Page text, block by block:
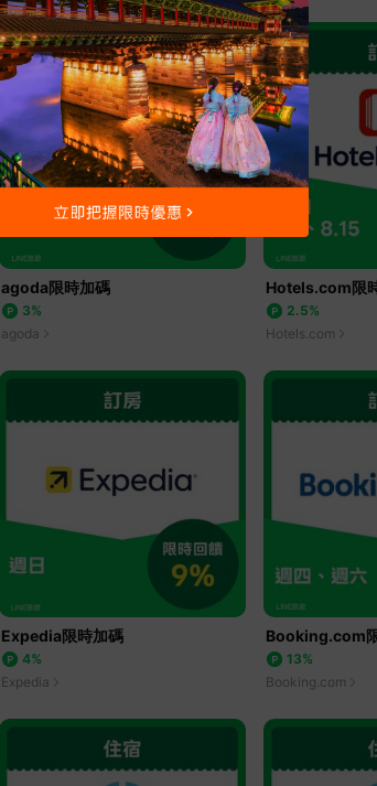
agoda限時加碼
3%
agoda
Hotels.com限
2.5%
Hotels.com
Expedia限時加碼
4%
Expedia
Booking.com
13%
Booking.com